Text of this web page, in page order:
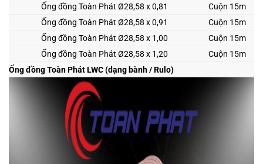
Ống đồng Toàn Phát Ø28,58 x 0,81
Cuộn 15m
Ống đồng Toàn Phát Ø28,58 x 0,91
Cuộn 15m
Ống đồng Toàn Phát Ø28,58 x 1,00
Cuộn 15m
Ống đồng Toàn Phát Ø28,58 x 1,20
Cuộn 15m
Ống đồng Toàn Phát LWC (dạng bành / Rulo)